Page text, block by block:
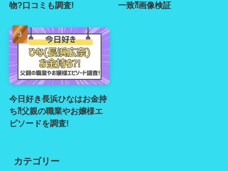
物?口コミも調査!
一致⁈画像検証
今日好き長浜ひなはお金持
ち⁈父親の職業やお嬢様エ
ピソードを調査!
カテゴリー